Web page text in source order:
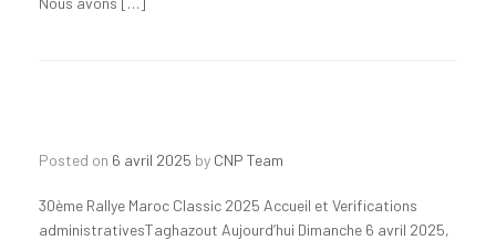
Posted on 6 avril 2025 by CNP Team
30ème Rallye Maroc Classic 2025 Accueil et Verifications
administrativesTaghazout Aujourd’hui Dimanche 6 avril 2025,